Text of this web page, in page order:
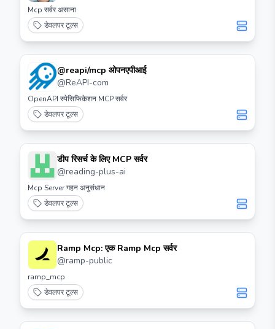
Mcp सर्वर असाना
डेवलपर टूल्स
@reapi/mcp ओपनएपीआई
@ReAPI-com
OpenAPI स्पेसिफिकेशन MCP सर्वर
डेवलपर टूल्स
डीप रिसर्च के लिए MCP सर्वर
@reading-plus-ai
Mcp Server गहन अनुसंधान
डेवलपर टूल्स
Ramp Mcp: एक Ramp Mcp सर्वर
@ramp-public
ramp_mcp
डेवलपर टूल्स